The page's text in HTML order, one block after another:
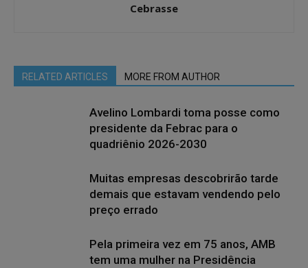
Cebrasse
RELATED ARTICLES MORE FROM AUTHOR
Avelino Lombardi toma posse como
presidente da Febrac para o
quadriênio 2026-2030
Muitas empresas descobrirão tarde
demais que estavam vendendo pelo
preço errado
Pela primeira vez em 75 anos, AMB
tem uma mulher na Presidência